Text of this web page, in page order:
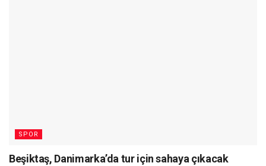
SPOR
Beşiktaş, Danimarka’da tur için sahaya çıkacak